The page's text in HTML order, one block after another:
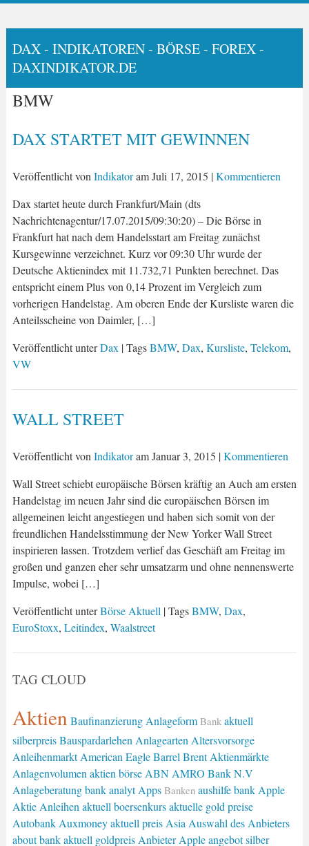
DAX - INDIKATOREN - BÖRSE - FOREX -
DAXINDIKATOR.DE
BMW
DAX STARTET MIT GEWINNEN
Veröffentlicht von IndikatoramJuli 17, 2015 |Kommentieren
Dax startet heute durch Frankfurt/Main (dts
Nachrichtenagentur/17.07.2015/09:30:20) – Die Börse in
Frankfurt hat nach dem Handelsstart am Freitag zunächst
Kursgewinne verzeichnet. Kurz vor 09:30 Uhr wurde der
Deutsche Aktienindex mit 11.732,71 Punkten berechnet. Das
entspricht einem Plus von 0,14 Prozent im Vergleich zum
vorherigen Handelstag. Am oberen Ende der Kursliste waren die
Anteilsscheine von Daimler, […]
Veröffentlicht unterDax | TagsBMW, Dax, Kursliste, Telekom,
VW
WALL STREET
Veröffentlicht von IndikatoramJanuar 3, 2015 |Kommentieren
Wall Street schiebt europäische Börsen kräftig an Auch am ersten
Handelstag im neuen Jahr sind die europäischen Börsen im
allgemeinen leicht angestiegen und haben sich somit von der
freundlichen Handelsstimmung der New Yorker Wall Street
inspirieren lassen. Trotzdem verlief das Geschäft am Freitag im
großen und ganzen eher sehr umsatzarm und ohne nennenswerte
Impulse, wobei […]
Veröffentlicht unterBörse Aktuell | TagsBMW, Dax,
EuroStoxx, Leitindex, Waalstreet
TAG CLOUD
Aktien Baufinanzierung Anlageform Bank aktuell
silberpreis Bauspardarlehen Anlagearten Altersvorsorge
Anleihenmarkt American Eagle Barrel Brent Aktienmärkte
Anlagenvolumen aktien börse ABN AMRO Bank N.V
Anlageberatung bank analyt Apps Banken aushilfe bank Apple
Aktie Anleihen aktuell boersenkurs aktuelle gold preise
Autobank Auxmoney aktuell preis Asia Auswahl des Anbieters
about bank aktuell goldpreis Anbieter Apple angebot silber